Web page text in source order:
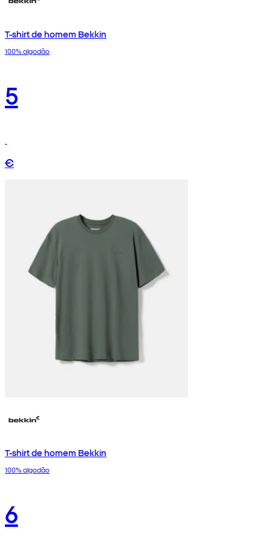
T-shirt de homem Bekkin
100% algodão
5
€
T-shirt de homem Bekkin
100% algodão
6